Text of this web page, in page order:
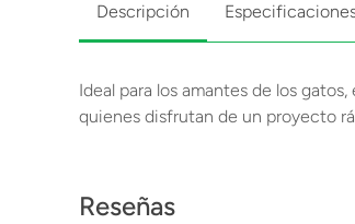
Descripción
Ideal para los amantes de los
quienes disfrutan de un proyecto
Reseñas